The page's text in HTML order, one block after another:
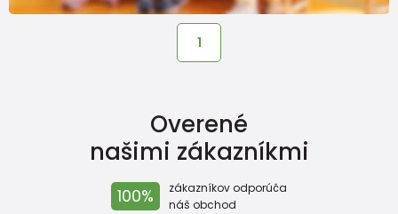
1
Overené
našimi zákazníkmi
100%
zákazníkov odporúča
náš obchod